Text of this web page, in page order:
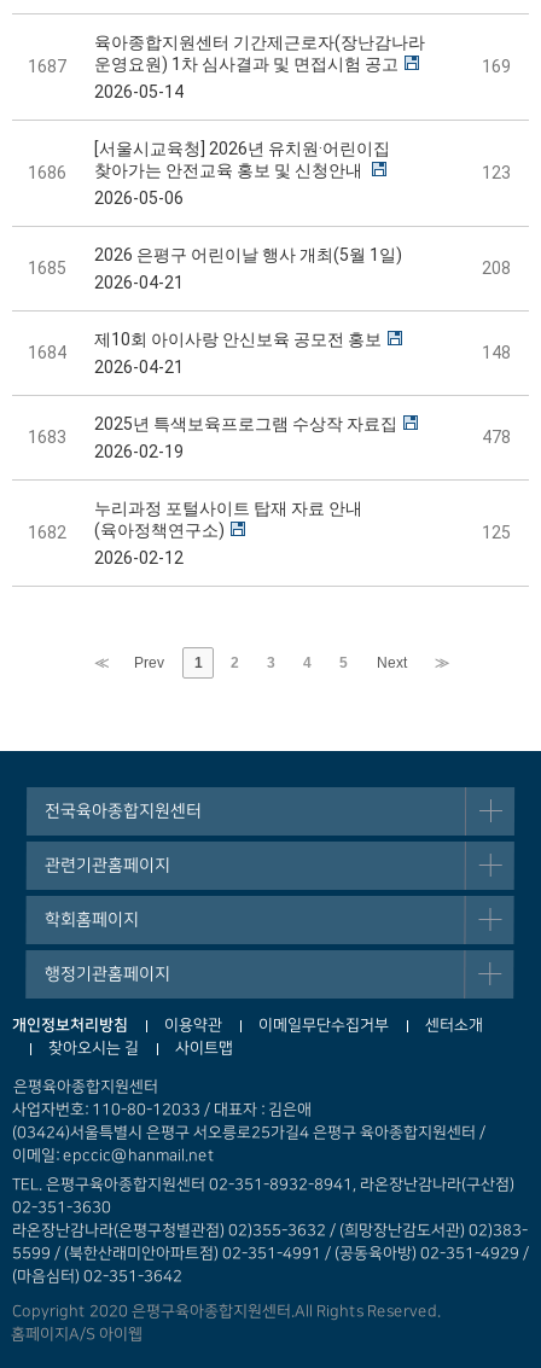
1687
육아종합지원센터 기간제근로자(장난감나라
운영요원) 1차 심사결과 및 면접시험 공고
2026-05-14
169
1686
[서울시교육청] 2026년 유치원·어린이집
찾아가는 안전교육 홍보 및 신청안내
2026-05-06
123
1685
2026 은평구 어린이날 행사 개최(5월 1일)
2026-04-21
208
1684
제10회 아이사랑 안신보육 공모전 홍보
2026-04-21
148
1683
2025년 특색보육프로그램 수상작 자료집
2026-02-19
478
1682
누리과정 포털사이트 탑재 자료 안내
(육아정책연구소)
2026-02-12
125
≪ Prev 1 2 3 4 5 Next ≫
전국육아종합지원센터
관련기관홈페이지
학회홈페이지
행정기관홈페이지
개인정보처리방침 이용약관 이메일무단수집거부
센터소개
찾아오시는 길
사이트맵
은평육아종합지원센터
사업자번호: 110-80-12033 / 대표자 : 김은애
(03424)서울특별시 은평구 서오릉로25가길4 은평구 육아종합지원센터 /
이메일: epccic@hanmail.net
TEL. 은평구육아종합지원센터 02-351-8932-8941, 라온장난감나라(구산점)
02-351-3630
라온장난감나라(은평구청별관점) 02)355-3632 / (희망장난감도서관) 02)383-
5599 / (북한산래미안아파트점) 02-351-4991 / (공동육아방) 02-351-4929 /
(마음심터) 02-351-3642
Copyright 2020 은평구육아종합지원센터.All Rights Reserved.
홈페이지A/S 아이웹